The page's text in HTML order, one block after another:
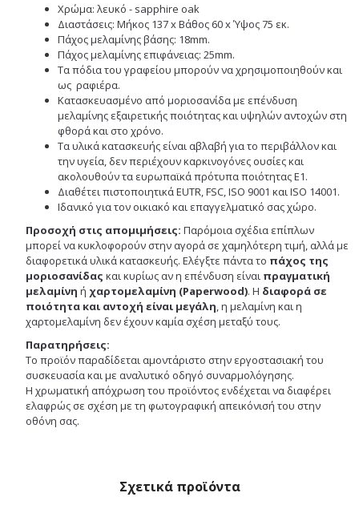
Χρώμα: λευκό - sapphire oak
Διαστάσεις: Μήκος 137 x Βάθος 60 x Ύψος 75 εκ.
Πάχος μελαμίνης βάσης: 18mm.
Πάχος μελαμίνης επιφάνειας: 25mm.
Τα πόδια του γραφείου μπορούν να χρησιμοποιηθούν και
ως ραφιέρα.
Κατασκευασμένο από μοριοσανίδα με επένδυση
μελαμίνης εξαιρετικής ποιότητας και υψηλών αντοχών στη
φθορά και στο χρόνο.
Τα υλικά κατασκευής είναι αβλαβή για το περιβάλλον και
την υγεία, δεν περιέχουν καρκινογόνες ουσίες και
ακολουθούν τα ευρωπαϊκά πρότυπα ποιότητας Ε1.
Διαθέτει πιστοποιητικά EUTR, FSC, ISO 9001 και ISO 14001.
Ιδανικό για τον οικιακό και επαγγελματικό σας χώρο.
Προσοχή στις απομιμήσεις: Παρόμοια σχέδια επίπλων
μπορεί να κυκλοφορούν στην αγορά σε χαμηλότερη τιμή, αλλά με
διαφορετικά υλικά κατασκευής. Ελέγξτε πάντα το πάχος της
μοριοσανίδας και κυρίως αν η επένδυση είναι πραγματική
μελαμίνη ή χαρτομελαμίνη (Paperwood). Η διαφορά σε
ποιότητα και αντοχή είναι μεγάλη, η μελαμίνη και η
χαρτομελαμίνη δεν έχουν καμία σχέση μεταξύ τους.
Παρατηρήσεις:
Το προϊόν παραδίδεται αμοντάριστο στην εργοστασιακή του
συσκευασία και με αναλυτικό οδηγό συναρμολόγησης.
Η χρωματική απόχρωση του προϊόντος ενδέχεται να διαφέρει
ελαφρώς σε σχέση με τη φωτογραφική απεικόνισή του στην
οθόνη σας.
Σχετικά προϊόντα